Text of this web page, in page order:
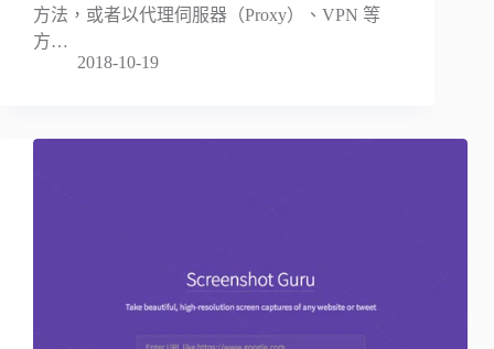
方法，或者以代理伺服器（Proxy）、VPN 等
方…
2018-10-19